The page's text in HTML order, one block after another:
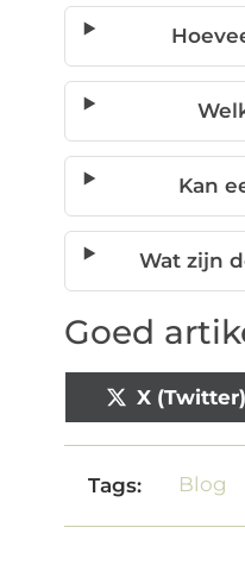
Kan
Wat zijn
Goed
X (Twitter)
Tags: Blog